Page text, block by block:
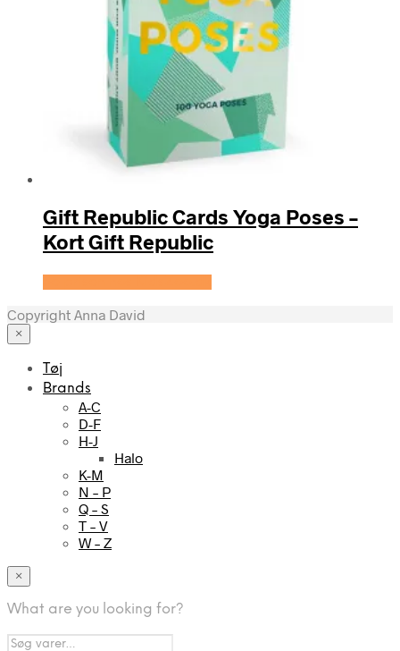
Gift Republic Cards Yoga Poses –
Kort Gift Republic
Copyright Anna David
×
Tøj
Brands
A-C
D-F
H-J
Halo
K-M
N – P
Q – S
T – V
W – Z
×
What are you looking for?